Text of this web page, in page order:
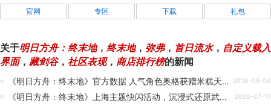
官网 专区 下载 礼包
关于明日方舟：终末地， 终末地， 弥弗， 首日流水， 自定义载入
界面， 藏剑谷， 社区表现， 商店排行榜的新闻
《明日方舟：终末地》官方数据 人气角色奥格获赠米糕天文数字 2026-08-06
《明日方舟：终末地》上海主题快闪活动，沉浸式还原武陵城场景彩蛋 2026-07-17